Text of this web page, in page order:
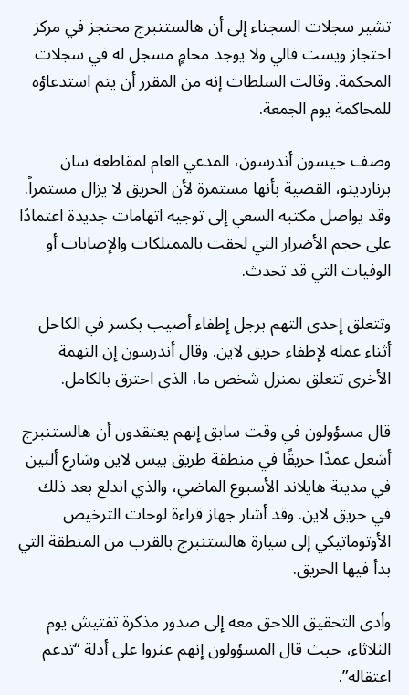
تشير سجلات السجناء إلى أن هالستنبرج محتجز في مركز
احتجاز ويست فالي ولا يوجد محامٍ مسجل له في سجلات
المحكمة. وقالت السلطات إنه من المقرر أن يتم استدعاؤه
للمحاكمة يوم الجمعة.
وصف جيسون أندرسون، المدعي العام لمقاطعة سان
برناردينو، القضية بأنها مستمرة لأن الحريق لا يزال مستمراً.
وقد يواصل مكتبه السعي إلى توجيه اتهامات جديدة اعتمادًا
على حجم الأضرار التي لحقت بالممتلكات والإصابات أو
الوفيات التي قد تحدث.
وتتعلق إحدى التهم برجل إطفاء أصيب بكسر في الكاحل
أثناء عمله لإطفاء حريق لاين. وقال أندرسون إن التهمة
الأخرى تتعلق بمنزل شخص ما، الذي احترق بالكامل.
قال مسؤولون في وقت سابق إنهم يعتقدون أن هالستنبرج
أشعل عمدًا حريقًا في منطقة طريق بيس لاين وشارع ألبين
في مدينة هايلاند الأسبوع الماضي، والذي اندلع بعد ذلك
في حريق لاين. وقد أشار جهاز قراءة لوحات الترخيص
الأوتوماتيكي إلى سيارة هالستنبرج بالقرب من المنطقة التي
بدأ فيها الحريق.
وأدى التحقيق اللاحق معه إلى صدور مذكرة تفتيش يوم
الثلاثاء، حيث قال المسؤولون إنهم عثروا على أدلة “تدعم
اعتقاله”.